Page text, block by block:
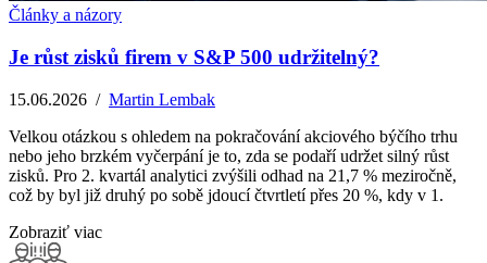
Články a názory
Je růst zisků firem v S&P 500 udržitelný?
15.06.2026 / Martin Lembak
Velkou otázkou s ohledem na pokračování akciového býčího trhu
nebo jeho brzkém vyčerpání je to, zda se podaří udržet silný růst
zisků. Pro 2. kvartál analytici zvýšili odhad na 21,7 % meziročně,
což by byl již druhý po sobě jdoucí čtvrtletí přes 20 %, kdy v 1.
Zobraziť viac